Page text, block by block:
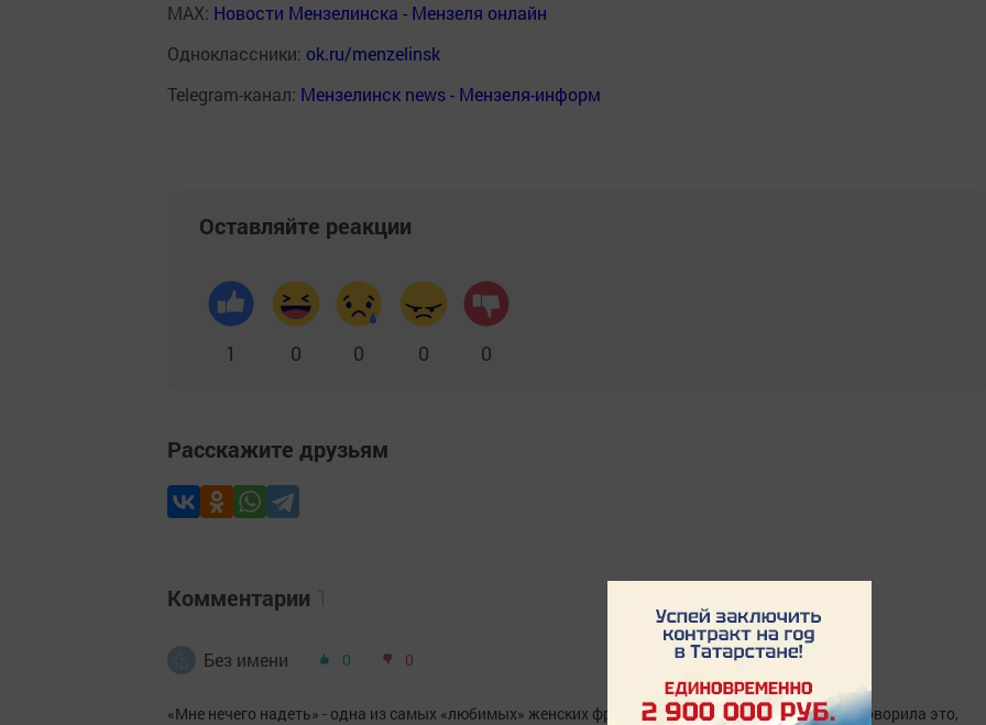
MAX: Новости Мензелинска - Мензеля онлайн
Одноклассники: ok.ru/menzelinsk
Telegram-канал: Мензелинск news - Мензеля-информ
Оставляйте реакции
1 0 0 0 0
Расскажите друзьям
Комментарии
Без имени 0 0
«Мне нечего надеть» - одна из самых «любимых» женских фраз. Любая женщина хоть некогда говорила это,